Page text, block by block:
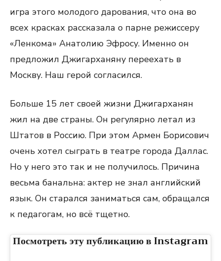
игра этого молодого дарования, что она во
всех красках рассказала о парне режиссеру
«Ленкома» Анатолию Эфросу. Именно он
предложил Джигарханяну переехать в
Москву. Наш герой согласился.
Больше 15 лет своей жизни Джигарханян
жил на две страны. Он регулярно летал из
Штатов в Россию. При этом Армен Борисович
очень хотел сыграть в театре города Даллас.
Но у него это так и не получилось. Причина
весьма банальна: актер не знал английский
язык. Он старался заниматься сам, обращался
к педагогам, но всё тщетно.
Посмотреть эту публикацию в Instagram